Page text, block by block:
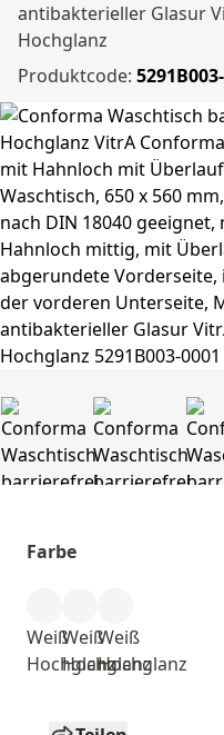
antibakterieller Glasur
Hochglanz
Produktcode:
Farbe
Weiß
Hochglanz
Weiß
Hochglanz
Weiß
Hochglanz